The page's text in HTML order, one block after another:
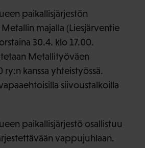
paikallisjärjestön
majalla (Liesjärventie
30.4. klo 17.00.
Metallityöväen
ry:n kanssa yhteistyössä.
siivoustalkoilla
paikallisjärjestö osallistuu
vappujuhlaan.